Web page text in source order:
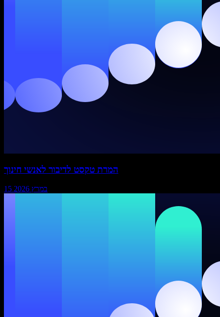
המרת טקסט לדיבור לאנשי חינוך
15 במרץ 2026